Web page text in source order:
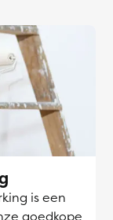
is een
goedkope